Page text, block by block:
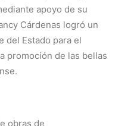
apoyo de su
Cárdenas logró un
del Estado para el
promoción de las bellas
obras de